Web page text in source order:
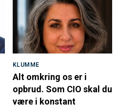
KLUMME
Alt omkring os er i
opbrud. Som CIO skal du
være i konstant